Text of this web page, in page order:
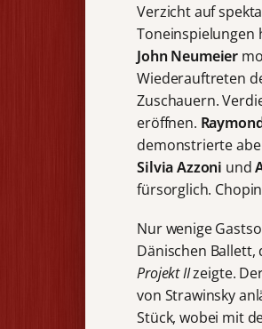
Verzicht auf
Toneinspielungen
John Neumeier
Wiederauftreten
Zuschauern.
eröffnen.
demonstrierte
Silvia Azzoni und
fürsorglich.
Nur wenige
Dänischen Ballett,
Projekt IIzeigte.
von Strawinsky
Stück, wobei mit